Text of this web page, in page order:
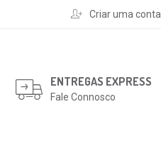
Criar uma conta
ENTREGAS EXPRESS
Fale Connosco